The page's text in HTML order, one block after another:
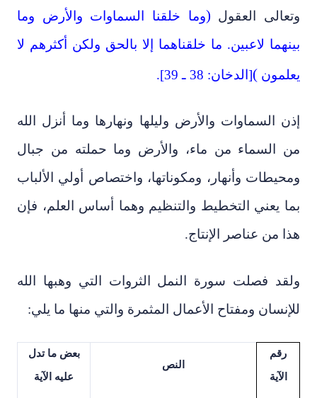
وتعالى العقول )وما خلقنا السماوات والأرض وما
بينهما لاعبين. ما خلقناهما إلا بالحق ولكن أكثرهم لا
يعلمون ([الدخان: 38 ـ 39].
إذن السماوات والأرض وليلها ونهارها وما أنزل الله
من السماء من ماء، والأرض وما حملته من جبال
ومحيطات وأنهار، ومكوناتها، واختصاص أولي الألباب
بما يعني التخطيط والتنظيم وهما أساس العلم، فإن
هذا من عناصر الإنتاج.
ولقد فصلت سورة النمل الثروات التي وهبها الله
للإنسان ومفتاح الأعمال المثمرة والتي منها ما يلي:
رقم
الآية
النص
بعض ما تدل
عليه الآية